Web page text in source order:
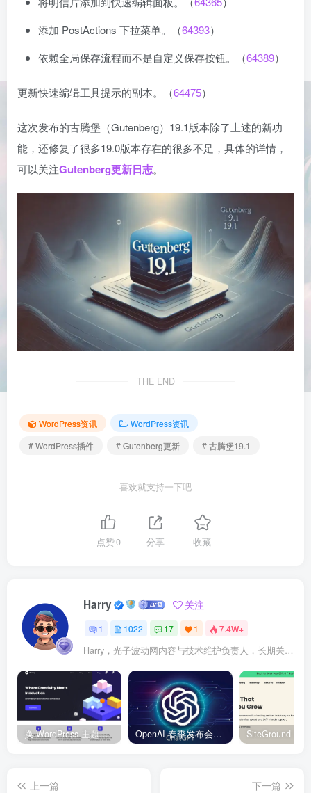
添加 PostActions 下拉菜单。（64393）
依赖全局保存流程而不是自定义保存按钮。（​​64389）
更新快速编辑工具提示的副本。（64475）
这次发布的古腾堡（Gutenberg）19.1版本除了上述的新功
能，还修复了很多19.0版本存在的很多不足，具体的详情，
可以关注Gutenberg更新日志。
THE END
WordPress资讯
WordPress资讯
# WordPress插件
# Gutenberg更新 # 古腾堡19.1
喜欢就支持一下吧
点赞0 分享 收藏
Harry 关注
1 1022 17 1 7.4W+
Harry，光子波动网内容与技术维护负责人，长期关注 WordPress、Elementor、WooCommerce、网站报错修复、性能优化、SEO 内容排期与结构化数据优化。擅长把复杂的网站故障拆成可执行的排查步骤，并持续维护 361sale.com 的 WordPress 实战教程知识库。
换 WordPress 主题前先看这份清单：Kadence、Blocksy Pro 与 WoodMart 的实操配置教程 OpenAI 春季发布会：全新 GPT-4o 多模态模型发布，实时互动及免费用户升级全面开启
上一篇
下一篇